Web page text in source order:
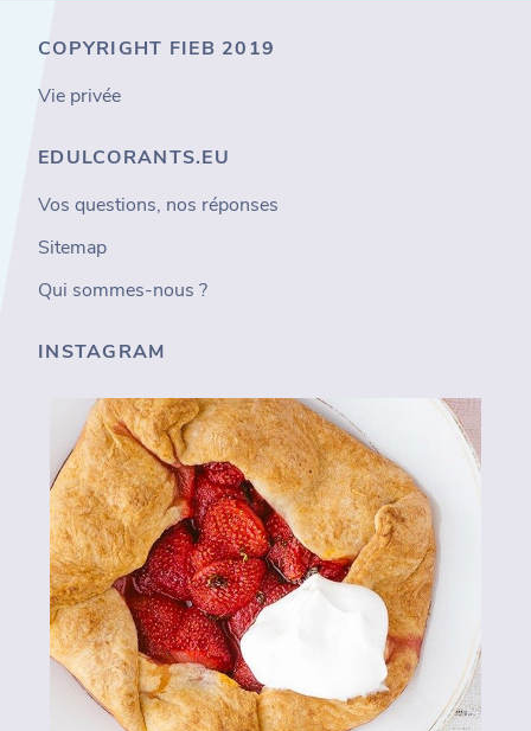
COPYRIGHT FIEB 2019
Vie privée
EDULCORANTS.EU
Vos questions, nos réponses
Sitemap
Qui sommes-nous ?
INSTAGRAM